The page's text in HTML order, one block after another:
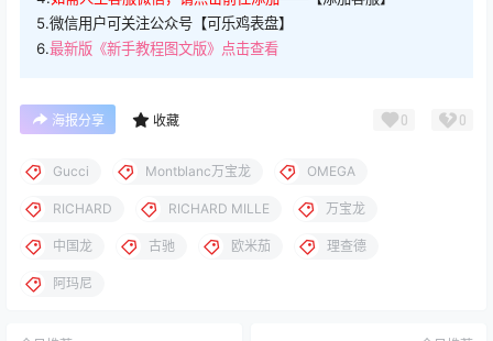
5.微信用户可关注公众号【可乐鸡表盘】
6.最新版《新手教程图文版》点击查看
海报分享 收藏 0 0
Gucci Montblanc万宝龙 OMEGA
RICHARD RICHARD MILLE 万宝龙
中国龙 古驰 欧米茄 理查德
阿玛尼